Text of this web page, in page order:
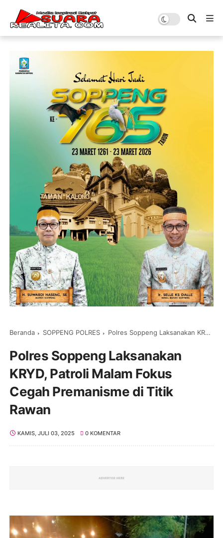
Beranda SOPPENG POLRES Polres Soppeng Laksanakan KRYD, Patroli Malam Fokus Cegah Premanisme di Titik Rawan
Polres Soppeng Laksanakan
KRYD, Patroli Malam Fokus
Cegah Premanisme di Titik
Rawan
KAMIS, JULI 03, 2025 0 KOMENTAR